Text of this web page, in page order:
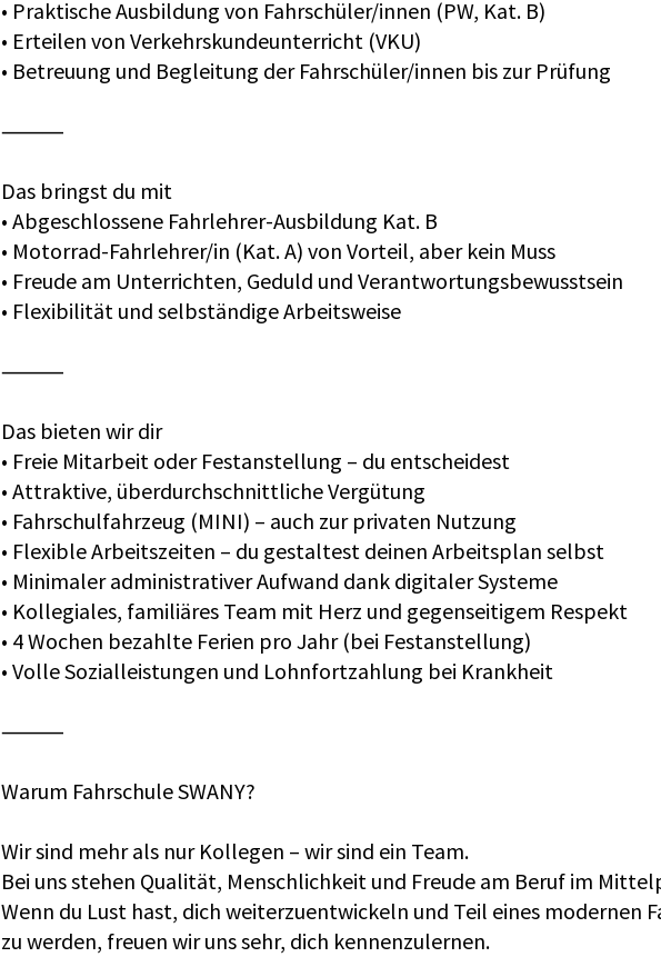
• Praktische Ausbildung von Fahrschüler/innen (PW, Kat. B)
• Erteilen von Verkehrskundeunterricht (VKU)
• Betreuung und Begleitung der Fahrschüler/innen bis zur Prüfung
⸻
Das bringst du mit
• Abgeschlossene Fahrlehrer-Ausbildung Kat. B
• Motorrad-Fahrlehrer/in (Kat. A) von Vorteil, aber kein Muss
• Freude am Unterrichten, Geduld und Verantwortungsbewusstsein
• Flexibilität und selbständige Arbeitsweise
⸻
Das bieten wir dir
• Freie Mitarbeit oder Festanstellung – du entscheidest
• Attraktive, überdurchschnittliche Vergütung
• Fahrschulfahrzeug (MINI) – auch zur privaten Nutzung
• Flexible Arbeitszeiten – du gestaltest deinen Arbeitsplan selbst
• Minimaler administrativer Aufwand dank digitaler Systeme
• Kollegiales, familiäres Team mit Herz und gegenseitigem Respekt
• 4 Wochen bezahlte Ferien pro Jahr (bei Festanstellung)
• Volle Sozialleistungen und Lohnfortzahlung bei Krankheit
⸻
Warum Fahrschule SWANY?
Wir sind mehr als nur Kollegen – wir sind ein Team.
Bei uns stehen Qualität, Menschlichkeit und Freude am Beruf im
Wenn du Lust hast, dich weiterzuentwickeln und Teil eines modernen
zu werden, freuen wir uns sehr, dich kennenzulernen.